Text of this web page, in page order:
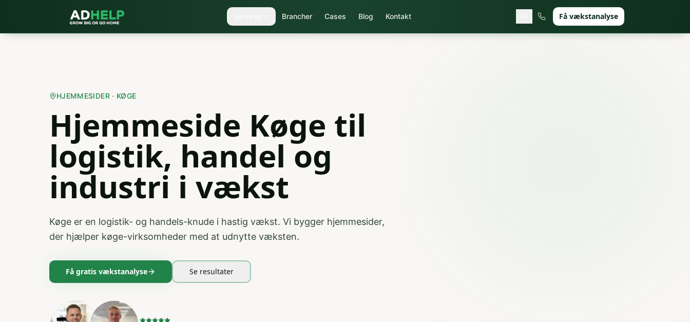
Brancher Cases Blog Kontakt Få vækstanalyse
HJEMMESIDER · KØGE
Hjemmeside Køge til
logistik, handel og
industri i vækst
Køge er en logistik- og handels-knude i hastig vækst. Vi bygger hjemmesider,
der hjælper køge-virksomheder med at udnytte væksten.
Få gratis vækstanalyse Se resultater